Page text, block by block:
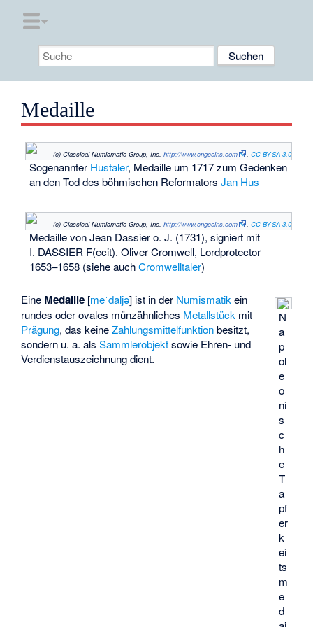
Medaille
(c) Classical Numismatic Group, Inc. http://www.cngcoins.com , CC BY-SA 3.0
Sogenannter Hustaler, Medaille um 1717 zum Gedenken
an den Tod des böhmischen Reformators Jan Hus
(c) Classical Numismatic Group, Inc. http://www.cngcoins.com , CC BY-SA 3.0
Medaille von Jean Dassier o. J. (1731), signiertmit
I. DASSIER F(ecit). Oliver Cromwell, Lordprotector
1653–1658 (siehe auchCromwelltaler)
N
a
p
ol
e
o
ni
s
c
h
e
T
a
pf
er
k
ei
ts
m
e
d
Eine Medaille [meˈdaljə] ist in der Numismatik ein
rundes oder ovales münzähnliches Metallstück mit
Prägung, das keineZahlungsmittelfunktionbesitzt,
sondern u. a. alsSammlerobjektsowie Ehren- und
Verdienstauszeichnung dient.